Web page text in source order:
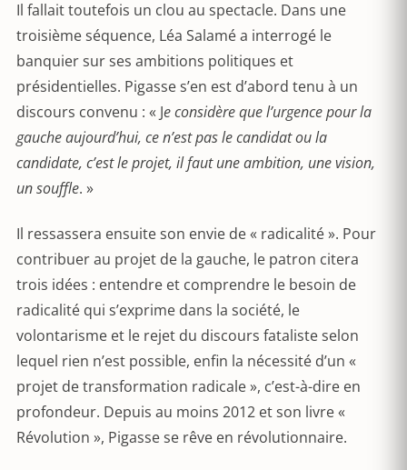
Il fallait toutefois un clou au spectacle. Dans une
troisième séquence, Léa Salamé a interrogé le
banquier sur ses ambitions politiques et
présidentielles. Pigasse s’en est d’abord tenu à un
discours convenu : « Je considère que l’urgence pour la
gauche aujourd’hui, ce n’est pas le candidat ou la
candidate, c’est le projet, il faut une ambition, une vision,
un souffle. »
Il ressassera ensuite son envie de « radicalité ». Pour
contribuer au projet de la gauche, le patron citera
trois idées : entendre et comprendre le besoin de
radicalité qui s’exprime dans la société, le
volontarisme et le rejet du discours fataliste selon
lequel rien n’est possible, enfin la nécessité d’un «
projet de transformation radicale », c’est-à-dire en
profondeur. Depuis au moins 2012 et son livre «
Révolution », Pigasse se rêve en révolutionnaire.